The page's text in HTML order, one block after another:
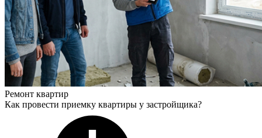
Ремонт квартир
Как провести приемку квартиры у застройщика?